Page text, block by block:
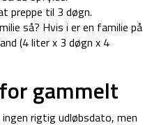
preppe til 3 døgn.
så? Hvis i er en familie på
(4 liter x 3 døgn x 4
gammelt
rigtig udløbsdato, men